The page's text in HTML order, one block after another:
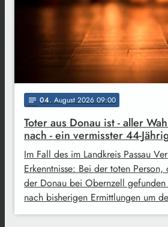
notes 04. August 2026 09:00
Toter aus Donau ist - aller
nach - ein vermisster 44-
Im Fall des im Landkreis Passau
Erkenntnisse: Bei der toten
der Donau bei Obernzell
nach bisherigen Ermittlungen um